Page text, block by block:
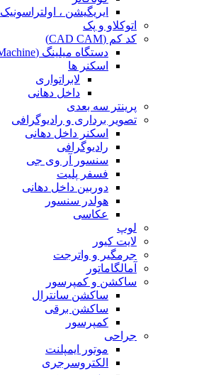
ایریگیشن ، اولتراسونیک
اتوکلاو و پک
کد کم (CAD CAM)
دستگاه میلینگ (Milling Machine)
اسکنر ها
لابراتواری
داخل دهانی
پرینتر سه بعدی
تصویر برداری و رادیوگرافی
اسکنر داخل دهانی
رادیوگرافی
سنسور آر وی جی
فسفر پلیت
دوربین داخل دهانی
هولدر سنسور
عکاسی
لوپ
لایت کیور
جرمگیر و واترجت
آمالگاماتور
ساکشن و کمپرسور
ساکشن سانترال
ساکشن برقی
کمپرسور
جراحی
موتور ایمپلنت
الکتروسرجری